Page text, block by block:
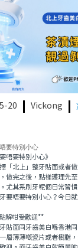
20 Vickong
要特別小心
要特別小心》
北上」整牙貼面或者
做完之後，點樣護理先
尤其系刷牙呢個日常習
要唔要特別小心？今日
解咁受歡迎**
面同牙齒美白喺香港同
層薄薄嘅瓷片或者樹脂